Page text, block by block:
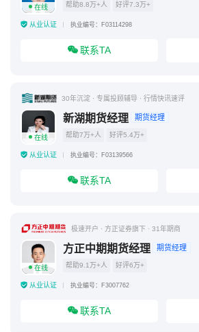
在线 帮助8.8万+人 好评7.3万+
从业认证 执业编号：F03114298
联系TA
30年沉淀 · 专属投顾辅导 · 行情快讯速评
在线
新湖期货经理 期货经理
帮助7万+人 好评5.4万+
从业认证 执业编号：F03139566
联系TA
极速开户 · 方正证券旗下 · 31年期商
在线
方正中期期货经理 期货经理
帮助9.1万+人 好评6万+
从业认证 执业编号：F3007762
联系TA